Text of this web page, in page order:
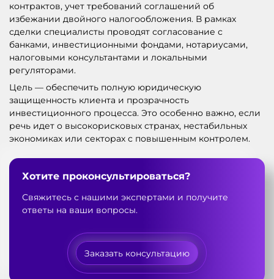
контрактов, учет требований соглашений об
избежании двойного налогообложения. В рамках
сделки специалисты проводят согласование с
банками, инвестиционными фондами, нотариусами,
налоговыми консультантами и локальными
регуляторами.
Цель — обеспечить полную юридическую
защищенность клиента и прозрачность
инвестиционного процесса. Это особенно важно, если
речь идет о высокорисковых странах, нестабильных
экономиках или секторах с повышенным контролем.
Хотите проконсультироваться?
Свяжитесь с нашими экспертами и получите
ответы на ваши вопросы.
Заказать консультацию